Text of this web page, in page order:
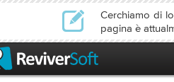
Cerchiamo di
pagina è